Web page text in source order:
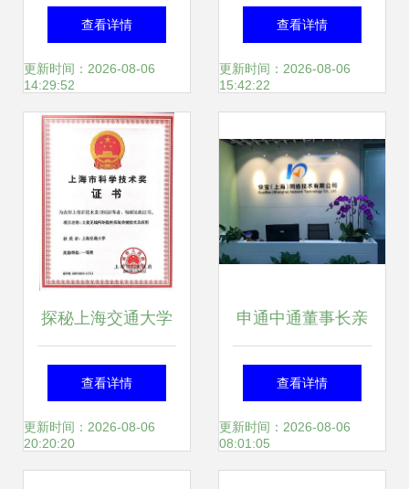
兆企业路由器详解
低功耗多人组网解
决方案
查看详情
更新时间：2026-08-06
14:29:52
销导读 技术更新与
上海网络技术服务
查看详情
更新时间：2026-08-06
15:42:22
探秘上海交通大学
智能无线网络与协
同控制中心 前沿研
查看详情
更新时间：2026-08-06
20:20:20
申通中通董事长亲
临，首度科技凭
何“双通”齐聚？揭
查看详情
更新时间：2026-08-06
08:01:05